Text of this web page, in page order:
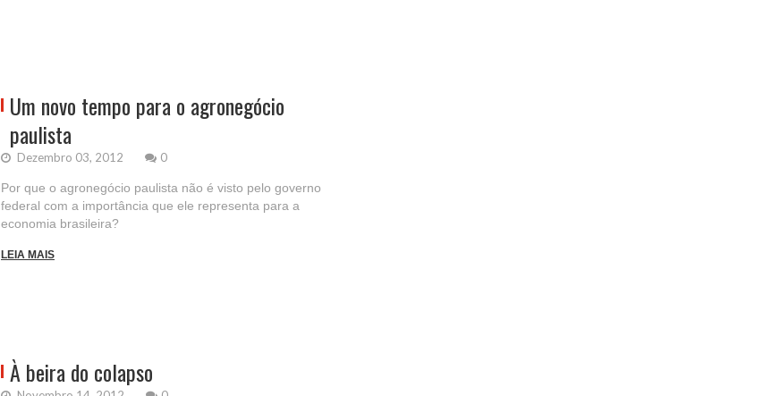
Um novo tempo para o agronegócio
paulista
Dezembro 03, 2012 0
Por que o agronegócio paulista não é visto pelo governo
federal com a importância que ele representa para a
economia brasileira?
LEIA MAIS
À beira do colapso